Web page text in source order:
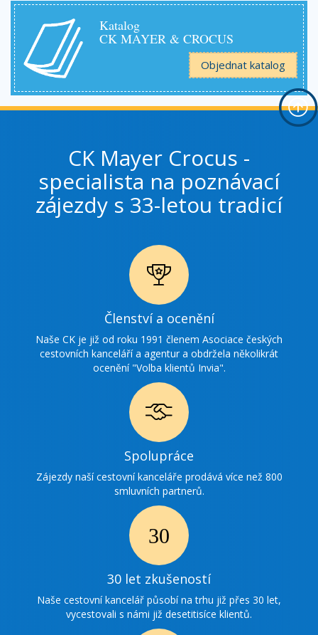
Katalog
CK MAYER & CROCUS
Objednat katalog
CK Mayer Crocus -
specialista na poznávací
zájezdy s 33-letou tradicí
Ikonka
ocenění
Členství a ocenění
Naše CK je již od roku 1991 členem Asociace českých
cestovních kanceláří a agentur a obdržela několikrát
ocenění "Volba klientů Invia".
Ikonka
spolupráce
Spolupráce
Zájezdy naší cestovní kanceláře prodává více než 800
smluvních partnerů.
30 Ikonka
zkušenosti
30 let zkušeností
Naše cestovní kancelář působí na trhu již přes 30 let,
vycestovali s námi již desetitisíce klientů.